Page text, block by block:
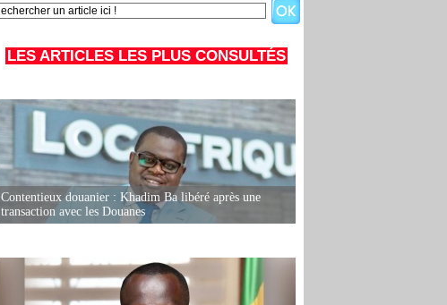
LES ARTICLES LES PLUS CONSULTÉS
Contentieux douanier : Khadim Ba libéré après une
transaction avec les Douanes